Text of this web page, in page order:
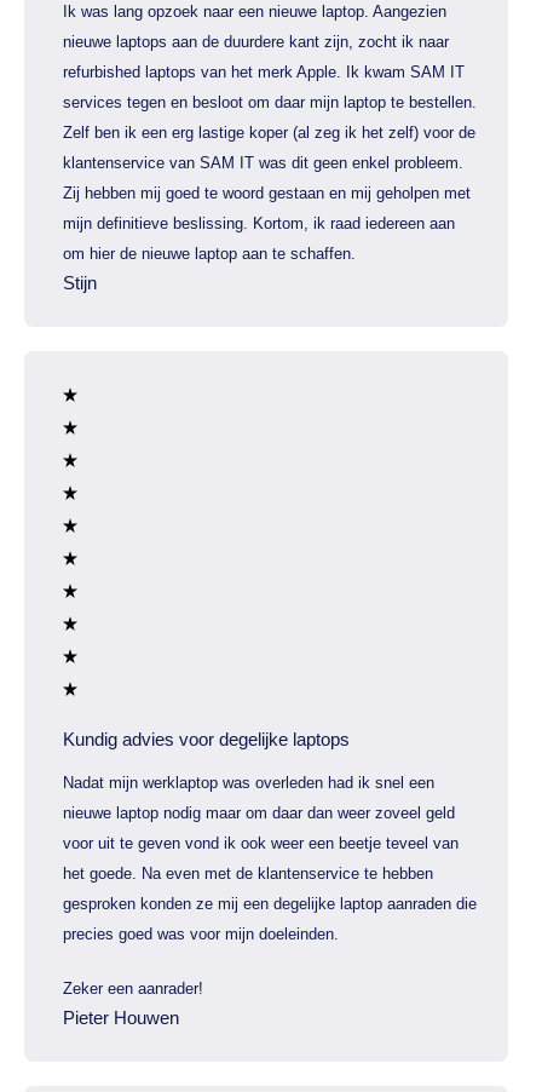
Ik was lang opzoek naar een nieuwe laptop. Aangezien
nieuwe laptops aan de duurdere kant zijn, zocht ik naar
refurbished laptops van het merk Apple. Ik kwam SAM IT
services tegen en besloot om daar mijn laptop te bestellen.
Zelf ben ik een erg lastige koper (al zeg ik het zelf) voor de
klantenservice van SAM IT was dit geen enkel probleem.
Zij hebben mij goed te woord gestaan en mij geholpen met
mijn definitieve beslissing. Kortom, ik raad iedereen aan
om hier de nieuwe laptop aan te schaffen.
Stijn
Kundig advies voor degelijke laptops
Nadat mijn werklaptop was overleden had ik snel een
nieuwe laptop nodig maar om daar dan weer zoveel geld
voor uit te geven vond ik ook weer een beetje teveel van
het goede. Na even met de klantenservice te hebben
gesproken konden ze mij een degelijke laptop aanraden die
precies goed was voor mijn doeleinden.
Zeker een aanrader!
Pieter Houwen